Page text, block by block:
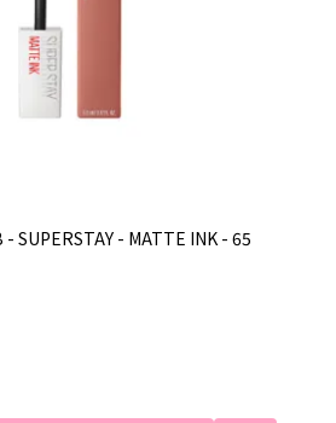
SUPERSTAY - MATTE INK - 65